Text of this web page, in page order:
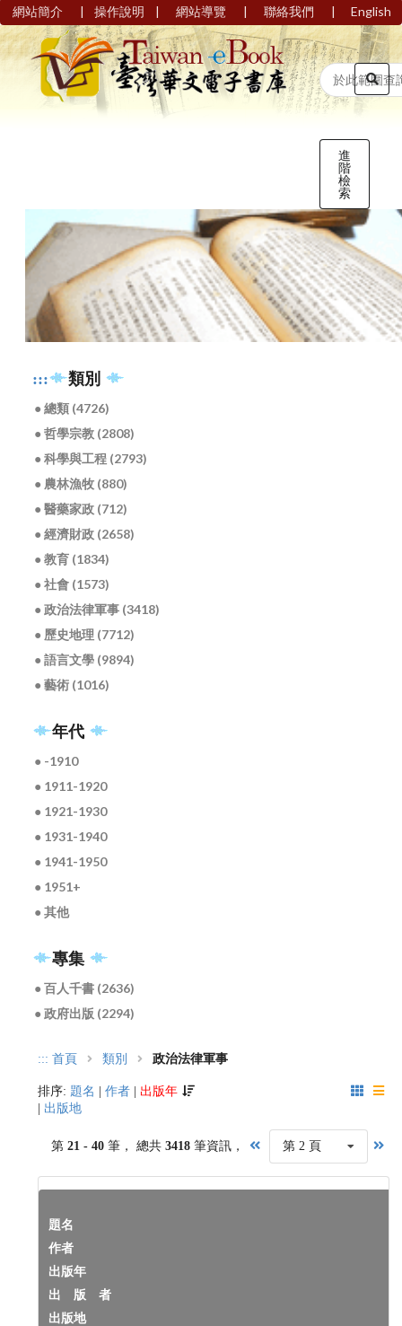
網站簡介 | 操作說明 | 網站導覽 | 聯絡我們 | English
進
階
檢
索
::: 類別
● 總類 (4726)
● 哲學宗教 (2808)
● 科學與工程 (2793)
● 農林漁牧 (880)
● 醫藥家政 (712)
● 經濟財政 (2658)
● 教育 (1834)
● 社會 (1573)
● 政治法律軍事 (3418)
● 歷史地理 (7712)
● 語言文學 (9894)
● 藝術 (1016)
年代
● -1910
● 1911-1920
● 1921-1930
● 1931-1940
● 1941-1950
● 1951+
● 其他
專集
● 百人千書 (2636)
● 政府出版 (2294)
::: 首頁 類別 政治法律軍事
排序: 題名 作者
出版年
出版地
第 21 - 40 筆， 總共 3418筆資訊， 第 2 頁
題名
作者
出版年
出 版 者
出版地